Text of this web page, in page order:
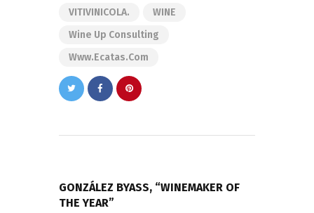
VITIVINICOLA.
WINE
Wine Up Consulting
Www.ecatas.com
entradas
GONZÁLEZ BYASS, “WINEMAKER OF
THE YEAR”